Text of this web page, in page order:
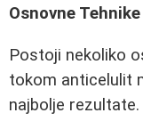
Osnovne
Postoji nekoliko
tokom anticelulit
najbolje rezultate.